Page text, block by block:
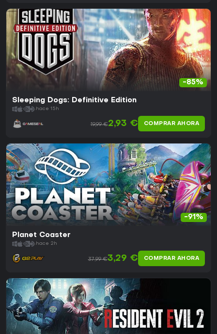
-85%
Sleeping Dogs: Definitive Edition
hace 15h
19,99 €2,93 € COMPRAR AHORA
-91%
Planet Coaster
hace 2h
37,99 €3,29 € COMPRAR AHORA